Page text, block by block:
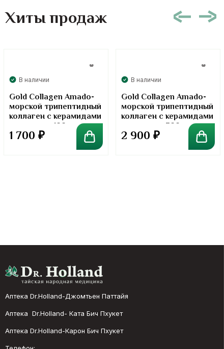
Хиты продаж
В наличии
Gold Collagen Amado-
морской трипептидный
коллаген с керамидами
в порошке. 100 грамм
1 700 ₽
В наличии
Gold Collagen Amado-
морской трипептидный
коллаген с керамидами
в порошке. 300 грамм
2 900 ₽
Аптека Dr.Holland-Джомтьен Паттайя
Аптека Dr.Holland- Ката Бич Пхукет
Аптека Dr.Holland-Карон Бич Пхукет